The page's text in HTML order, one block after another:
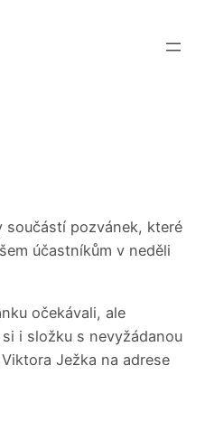
součástí pozvánek, které
účastníkům v neděli
očekávali, ale
i složku s nevyžádanou
Ježka na adrese